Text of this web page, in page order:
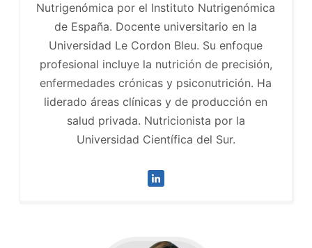
Nutrigenómica por el Instituto Nutrigenómica
de España. Docente universitario en la
Universidad Le Cordon Bleu. Su enfoque
profesional incluye la nutrición de precisión,
enfermedades crónicas y psiconutrición. Ha
liderado áreas clínicas y de producción en
salud privada. Nutricionista por la
Universidad Científica del Sur.